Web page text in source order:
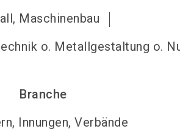
Maschinenbau
o. Metallgestaltung o.
Branche
Innungen, Verbände